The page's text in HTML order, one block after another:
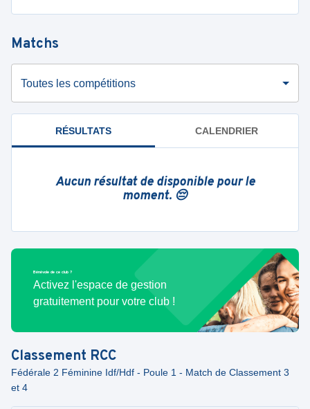
Matchs
Toutes les compétitions
RÉSULTATS CALENDRIER
Aucun résultat de disponible pour le
moment. 😔
Bénévole de ce club ?
Activez l'espace de gestion
gratuitement pour votre club !
Classement RCC
Fédérale 2 Féminine Idf/Hdf - Poule 1 - Match de Classement 3
et 4